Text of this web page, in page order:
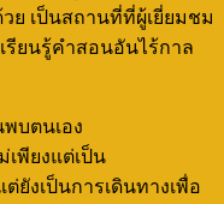
ย เป็นสถานที่ที่ผู้เยี่ยมชม
รียนรู้คำสอนอันไร้กาล
บตนเอง
พียงแต่เป็น
งเป็นการเดินทางเพื่อ